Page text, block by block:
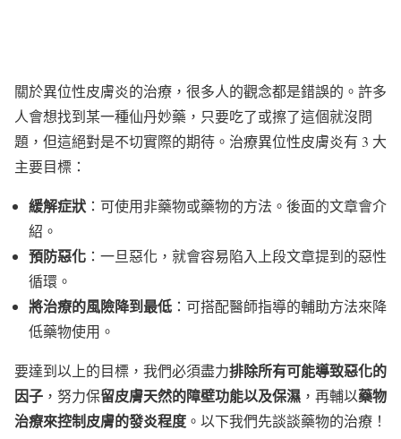
關於異位性皮膚炎的治療，很多人的觀念都是錯誤的。許多
人會想找到某一種仙丹妙藥，只要吃了或擦了這個就沒問
題，但這絕對是不切實際的期待。治療異位性皮膚炎有 3 大
主要目標：
緩解症狀 ：可使用非藥物或藥物的方法。後面的文章會介
紹。
預防惡化 ：一旦惡化，就會容易陷入上段文章提到的惡性
循環。
將治療的風險降到最低 ：可搭配醫師指導的輔助方法來降
低藥物使用。
要達到以上的目標，我們必須盡力排除所有可能導致惡化的
因子 ，努力保留皮膚天然的障壁功能以及保濕 ，再輔以藥物
治療來控制皮膚的發炎程度 。以下我們先談談藥物的治療！